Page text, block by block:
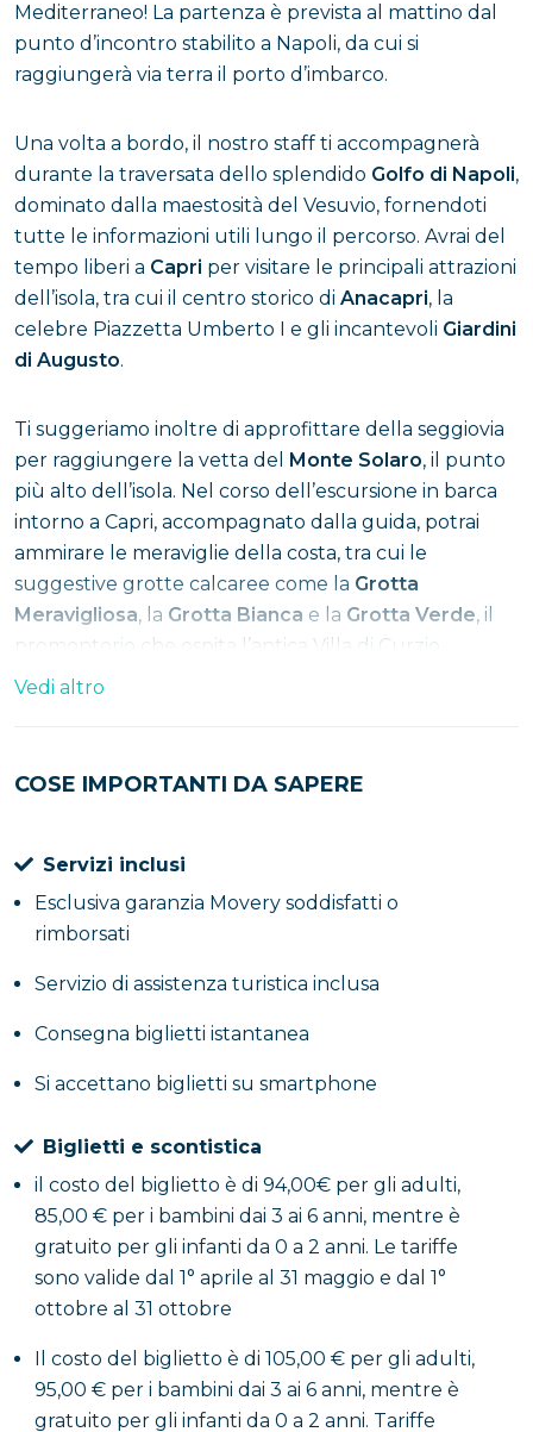
Mediterraneo! La partenza è prevista al mattino dal
punto d’incontro stabilito a Napoli, da cui si
raggiungerà via terra il porto d’imbarco.
Una volta a bordo, il nostro staff ti accompagnerà
durante la traversata dello splendido Golfo di Napoli,
dominato dalla maestosità del Vesuvio, fornendoti
tutte le informazioni utili lungo il percorso. Avrai del
tempo liberi a Capri per visitare le principali attrazioni
dell’isola, tra cui il centro storico di Anacapri, la
celebre Piazzetta Umberto I e gli incantevoli Giardini
di Augusto.
Ti suggeriamo inoltre di approfittare della seggiovia
per raggiungere la vetta del Monte Solaro, il punto
più alto dell’isola. Nel corso dell’escursione in barca
intorno a Capri, accompagnato dalla guida, potrai
ammirare le meraviglie della costa, tra cui le
suggestive grotte calcaree come la Grotta
Meravigliosa, la Grotta Bianca e la Grotta Verde, il
promontorio che ospita l’antica Villa di Curzio
Malaparte e il celebre Arco dell’Amore tra i
Numerosi altri scorci spettacolari cattureranno la tua
termine della giornata, farai rientro al punto di
partenza a Napoli.
Vedi altro
COSE IMPORTANTI DA SAPERE
Servizi inclusi
Esclusiva garanzia Movery soddisfatti o
rimborsati
Servizio di assistenza turistica inclusa
Consegna biglietti istantanea
Si accettano biglietti su smartphone
Biglietti e scontistica
il costo del biglietto è di 94,00€ per gli adulti,
85,00 € per i bambini dai 3 ai 6 anni, mentre è
gratuito per gli infanti da 0 a 2 anni. Le tariffe
sono valide dal 1° aprile al 31 maggio e dal 1°
ottobre al 31 ottobre
Il costo del biglietto è di 105,00 € per gli adulti,
95,00 € per i bambini dai 3 ai 6 anni, mentre è
gratuito per gli infanti da 0 a 2 anni. Tariffe